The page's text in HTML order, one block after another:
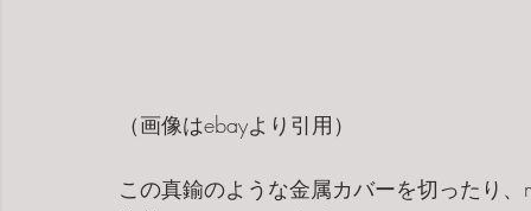
（画像はebayより引用）
この真鍮のような金属カバーを切ったり